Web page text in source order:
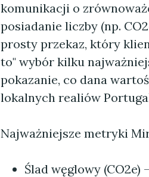
komunikacji o
posiadanie liczby (np.
prosty przekaz, który
to" wybór kilku
pokazanie, co dana
lokalnych realiów
Najważniejsze metryki
Ślad węglowy